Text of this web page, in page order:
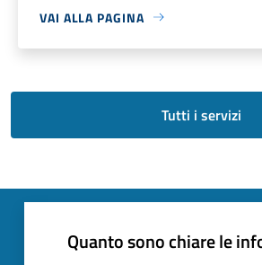
VAI ALLA PAGINA
Tutti i servizi
Quanto sono chiare le